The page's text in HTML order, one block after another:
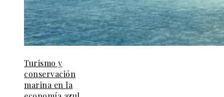
Turismo y
conservación
marina en la